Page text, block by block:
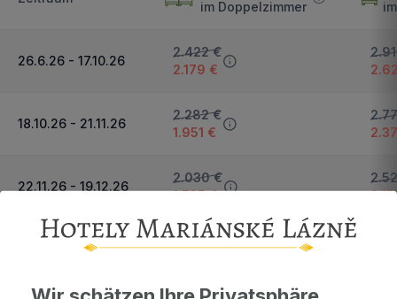
im Doppelzimmer
26.6.26 - 17.10.26
2.422 €
2.179 €
18.10.26 - 21.11.26
2.282 €
1.951 €
22.11.26 - 19.12.26
2.030 €
1.735 €
Nächster Zeitraum und Preise anzeigen
Wichtige Informationen